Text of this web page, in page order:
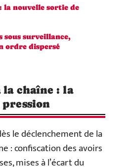
la nouvelle sortie de
sous surveillance,
ordre dispersé
la chaîne : la
pression
le déclenchement de la
: confiscation des avoirs
mises à l’écart du